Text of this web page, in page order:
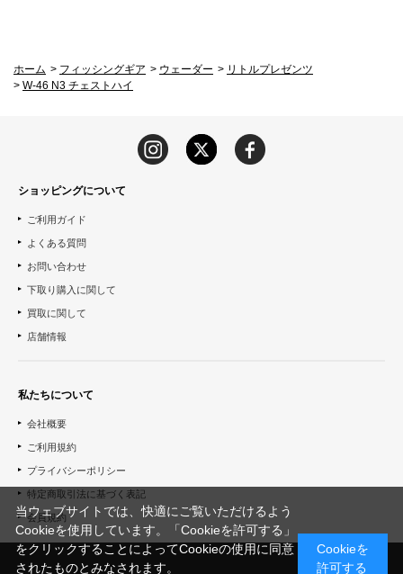
ホーム > フィッシングギア > ウェーダー > リトルプレゼンツ
> W-46 N3 チェストハイ
ショッピングについて
ご利用ガイド
よくある質問
お問い合わせ
下取り購入に関して
買取に関して
店舗情報
私たちについて
会社概要
ご利用規約
プライバシーポリシー
特定商取引法に基づく表記
会員規約
当ウェブサイトでは、快適にご覧いただけるよう
Cookieを使用しています。「Cookieを許可する」
をクリックすることによってCookieの使用に同意
されたものとみなされます。
Cookieを
許可する